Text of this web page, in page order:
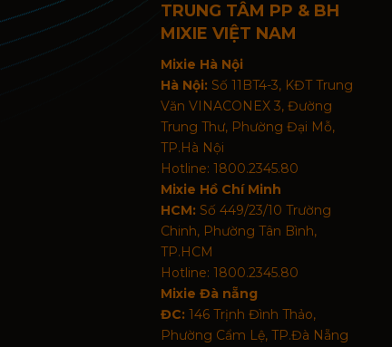
TRUNG TÂM PP & BH
MIXIE VIỆT NAM
Mixie Hà Nội
Hà Nội: Số 11BT4-3, KĐT Trung
Văn VINACONEX 3, Đường
Trung Thư, Phường Đại Mỗ,
TP.Hà Nội
Hotline: 1800.2345.80
Mixie Hồ Chí Minh
HCM: Số 449/23/10 Trường
Chinh, Phường Tân Bình,
TP.HCM
Hotline: 1800.2345.80
Mixie Đà nẵng
ĐC: 146 Trịnh Đình Thảo,
Phường Cẩm Lệ, TP.Đà Nẵng